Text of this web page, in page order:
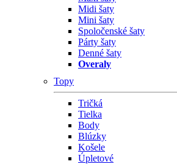
Midi šaty
Mini šaty
Spoločenské šaty
Párty šaty
Denné šaty
Overaly
Topy
Tričká
Tielka
Body
Blúzky
Košele
Úpletové